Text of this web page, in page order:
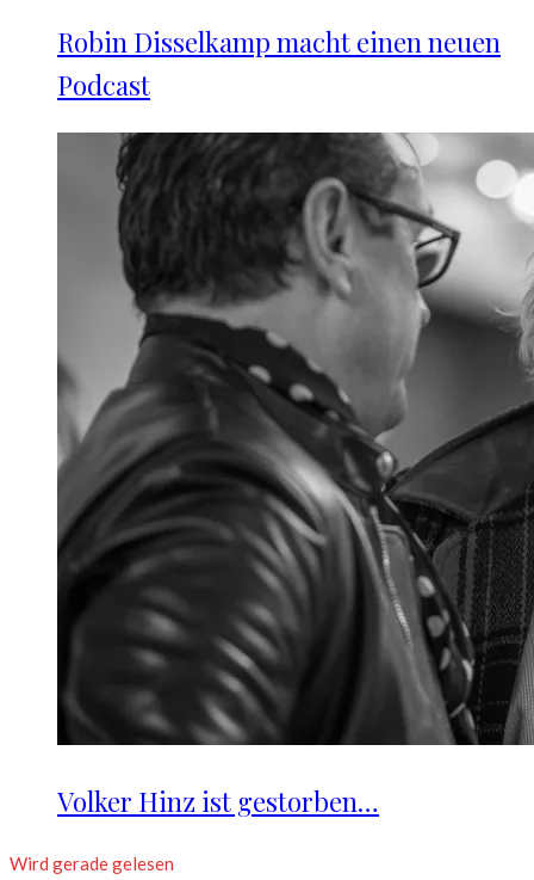
Robin Disselkamp macht einen neuen
Podcast
Volker Hinz ist gestorben…
Wird gerade gelesen